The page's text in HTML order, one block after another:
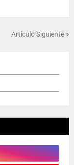
Artículo Siguiente